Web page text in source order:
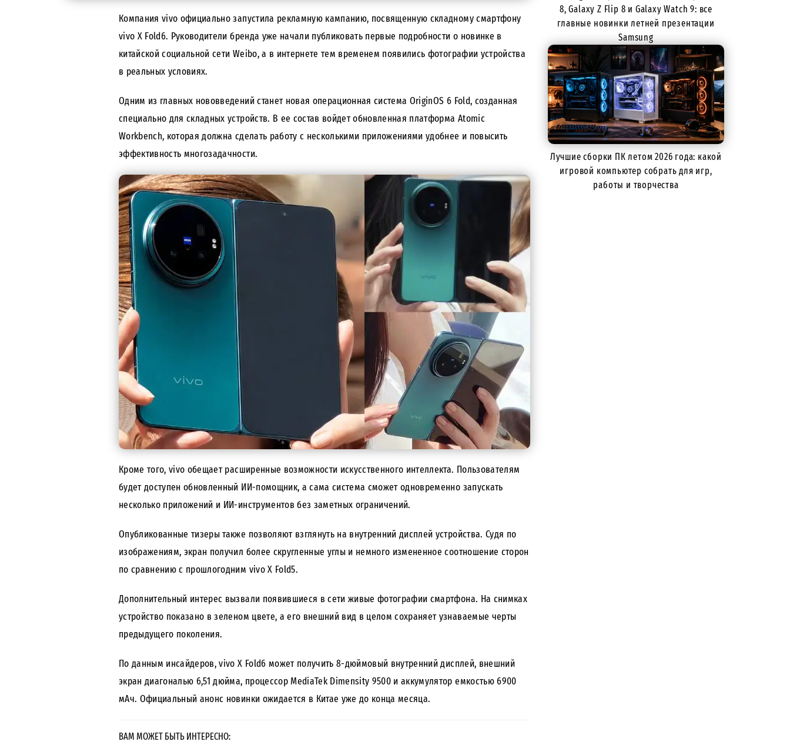
Компания vivo официально запустила рекламную кампанию, посвященную складному смартфону
vivo X Fold6. Руководители бренда уже начали публиковать первые подробности о новинке в
китайской социальной сети Weibo, а в интернете тем временем появились фотографии устройства
в реальных условиях.
Одним из главных нововведений станет новая операционная система OriginOS 6 Fold, созданная
специально для складных устройств. В ее состав войдет обновленная платформа Atomic
Workbench, которая должна сделать работу с несколькими приложениями удобнее и повысить
эффективность многозадачности.
Кроме того, vivo обещает расширенные возможности искусственного интеллекта. Пользователям
будет доступен обновленный ИИ-помощник, а сама система сможет одновременно запускать
несколько приложений и ИИ-инструментов без заметных ограничений.
Опубликованные тизеры также позволяют взглянуть на внутренний дисплей устройства. Судя по
изображениям, экран получил более скругленные углы и немного измененное соотношение сторон
по сравнению с прошлогодним vivo X Fold5.
Дополнительный интерес вызвали появившиеся в сети живые фотографии смартфона. На снимках
устройство показано в зеленом цвете, а его внешний вид в целом сохраняет узнаваемые черты
предыдущего поколения.
По данным инсайдеров, vivo X Fold6 может получить 8-дюймовый внутренний дисплей, внешний
экран диагональю 6,51 дюйма, процессор MediaTek Dimensity 9500 и аккумулятор емкостью 6900
мАч. Официальный анонс новинки ожидается в Китае уже до конца месяца.
ВАМ МОЖЕТ БЫТЬ ИНТЕРЕСНО:
8, Galaxy Z Flip 8 и Galaxy Watch 9: все
главные новинки летней презентации
Samsung
Лучшие сборки ПК летом 2026 года: какой
игровой компьютер собрать для игр,
работы и творчества